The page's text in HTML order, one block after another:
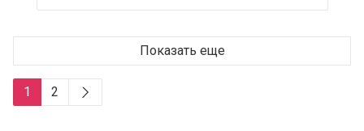
Показать еще
1 2